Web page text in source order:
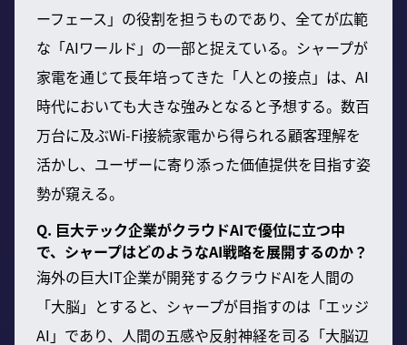
ーフェース」の役割を担うものであり、全てが広範
な「AIワールド」の一部と捉えている。シャープが
家電を通じて長年培ってきた「人との接点」は、AI
時代においても大きな強みとなると予想する。数百
万台に及ぶWi-Fi接続家電から得られる顧客理解を
活かし、ユーザーに寄り添った価値提供を目指す姿
勢が窺える。
Q. 巨大テック企業がクラウドAIで優位に立つ中
で、シャープはどのようなAI戦略を展開するのか？
海外の巨大IT企業が開発するクラウドAIを人間の
「大脳」とすると、シャープが目指すのは「エッジ
AI」であり、人間の五感や反射神経を司る「大脳辺